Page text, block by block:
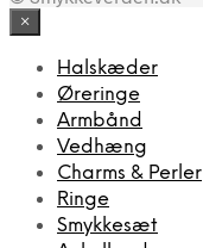
×
Halskæder
Øreringe
Armbånd
Vedhæng
Charms & Perler
Ringe
Smykkesæt